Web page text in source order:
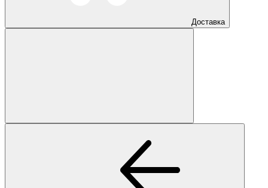
Доставка